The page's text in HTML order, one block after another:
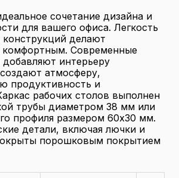
сочетание дизайна и
для вашего офиса. Легкость
конструкций делают
комфортным. Современные
интерьеру
атмосферу,
продуктивность и
рабочих столов выполнен
трубы диаметром 38 мм или
профиля размером 60x30 мм.
детали, включая лючки и
порошковым покрытием